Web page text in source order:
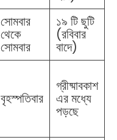
সোমবার
থেকে
সোমবার
১৯ টি ছুটি
(রবিবার
বাদে)
বৃহস্পতিবার
গ্রীষ্মাবকাশ
এর মধ্যে
পড়ছে